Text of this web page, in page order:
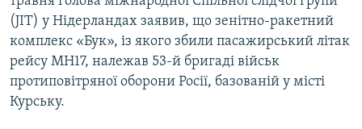
(JIT) у Нідерландах заявив, що зенітно-ракетний
комплекс «Бук», із якого збили пасажирський літак
рейсу MH17, належав 53-й бригаді військ
протиповітряної оборони Росії, базованій у місті
Курську.